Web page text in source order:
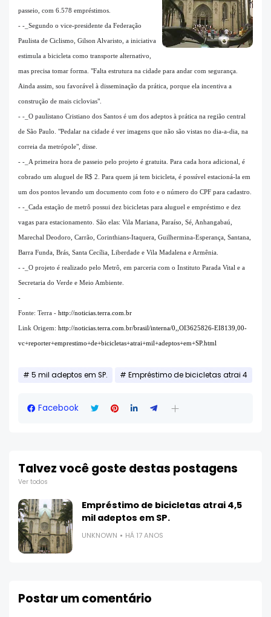
passeio, com 6.578 empréstimos.
- -_Segundo o vice-presidente da Federação
Paulista de Ciclismo, Gilson Alvaristo, a iniciativa
estimula a bicicleta como transporte alternativo,
mas precisa tomar forma. "Falta estrutura na cidade para andar com segurança.
Ainda assim, sou favorável à disseminação da prática, porque ela incentiva a
construção de mais ciclovias".
- -_O paulistano Cristiano dos Santos é um dos adeptos à prática na região central
de São Paulo. "Pedalar na cidade é ver imagens que não são vistas no dia-a-dia, na
correia da metrópole", disse.
- -_A primeira hora de passeio pelo projeto é gratuita. Para cada hora adicional, é
cobrado um aluguel de R$ 2. Para quem já tem bicicleta, é possível estacioná-la em
um dos pontos levando um documento com foto e o número do CPF para cadastro.
- -_Cada estação de metrô possui dez bicicletas para aluguel e empréstimo e dez
vagas para estacionamento. São elas: Vila Mariana, Paraíso, Sé, Anhangabaú,
Marechal Deodoro, Carrão, Corinthians-Itaquera, Guilhermina-Esperança, Santana,
Barra Funda, Brás, Santa Cecília, Liberdade e Vila Madalena e Armênia.
- -_O projeto é realizado pelo Metrô, em parceria com o Instituto Parada Vital e a
Secretaria do Verde e Meio Ambiente.
-
Fonte: Terra - http://noticias.terra.com.br
Link Origem: http://noticias.terra.com.br/brasil/interna/0,,OI3625826-EI8139,00-
vc+reporter+emprestimo+de+bicicletas+atrai+mil+adeptos+em+SP.html
5 mil adeptos em SP. Empréstimo de bicicletas atrai 4
Facebook
Talvez você goste destas postagens
Ver todos
Empréstimo de bicicletas atrai 4,5
mil adeptos em SP.
UNKNOWN HÁ 17 ANOS
Postar um comentário